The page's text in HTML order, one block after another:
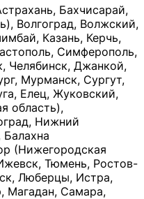
Бахчисарай,
Волгоград, Волжский,
Казань, Керчь,
Симферополь,
Челябинск, Джанкой,
Мурманск, Сургут,
Елец, Жуковский,
область),
Нижний
(Нижегородская
Тюмень, Ростов-
Люберцы, Истра,
Магадан, Самара,